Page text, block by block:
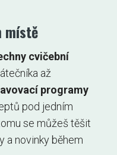
místě
cvičební
až
programy
pod jedním
se můžeš těšit
a novinky během